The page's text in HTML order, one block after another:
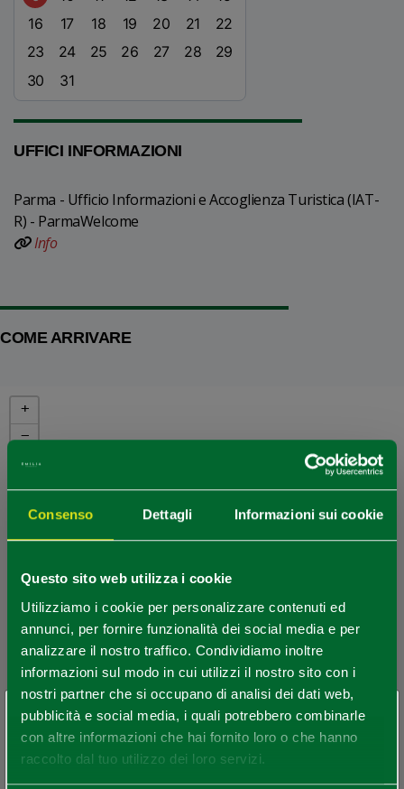
Consenso Dettagli Informazioni sui cookie
Questo sito web utilizza i cookie
Utilizziamo i cookie per personalizzare contenuti ed
annunci, per fornire funzionalità dei social media e per
analizzare il nostro traffico. Condividiamo inoltre
informazioni sul modo in cui utilizzi il nostro sito con i
nostri partner che si occupano di analisi dei dati web,
pubblicità e social media, i quali potrebbero combinarle
con altre informazioni che hai fornito loro o che hanno
raccolto dal tuo utilizzo dei loro servizi.
16
17 18 19 20 21
22
23
24 25 26 27 28
29
30
31
UFFICI INFORMAZIONI
Parma - Ufficio Informazioni e Accoglienza Turistica (IAT-
R) - ParmaWelcome
Info
COME ARRIVARE
+
−
×
Sei arrivato in ritardo...